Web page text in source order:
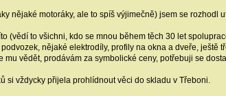
nějaké motoráky, ale to spíš výjimečně) jsem se rozhodl
(vědí to všichni, kdo se mnou během těch 30 let
nějaké elektrodíly, profily na okna a dveře, ještě
vědět, prodávám za symbolické ceny, potřebuji se
si vždycky přijela prohlídnout věci do skladu v Třeboni.